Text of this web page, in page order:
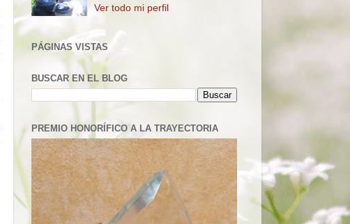
Ver todo mi perfil
PÁGINAS VISTAS
BUSCAR EN EL BLOG
PREMIO HONORÍFICO A LA TRAYECTORIA